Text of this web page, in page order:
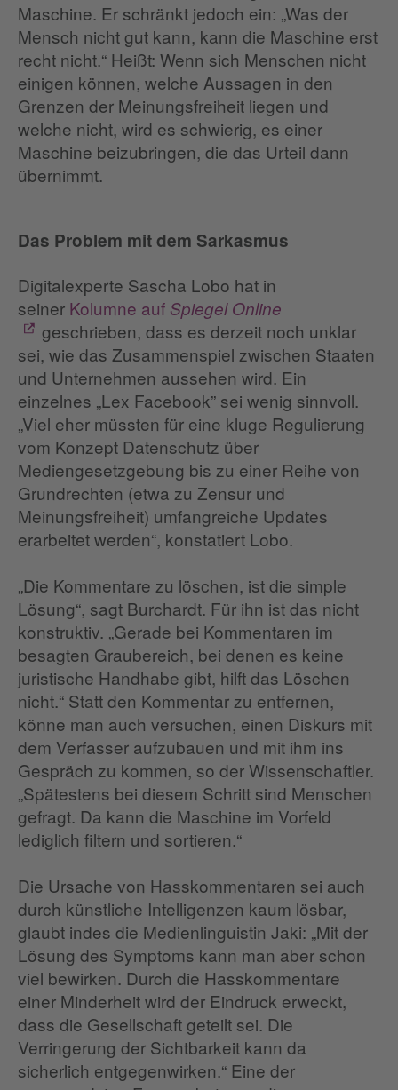
Maschine. Er schränkt jedoch ein: „Was der
Mensch nicht gut kann, kann die Maschine erst
recht nicht.“ Heißt: Wenn sich Menschen nicht
einigen können, welche Aussagen in den
Grenzen der Meinungsfreiheit liegen und
welche nicht, wird es schwierig, es einer
Maschine beizubringen, die das Urteil dann
übernimmt.
Das Problem mit dem Sarkasmus
Digitalexperte Sascha Lobo hat in
seiner Kolumne auf Spiegel Online
geschrieben, dass es derzeit noch unklar
sei, wie das Zusammenspiel zwischen Staaten
und Unternehmen aussehen wird. Ein
einzelnes „Lex Facebook” sei wenig sinnvoll.
„Viel eher müssten für eine kluge Regulierung
vom Konzept Datenschutz über
Mediengesetzgebung bis zu einer Reihe von
Grundrechten (etwa zu Zensur und
Meinungsfreiheit) umfangreiche Updates
erarbeitet werden“, konstatiert Lobo.
„Die Kommentare zu löschen, ist die simple
Lösung“, sagt Burchardt. Für ihn ist das nicht
konstruktiv. „Gerade bei Kommentaren im
besagten Graubereich, bei denen es keine
juristische Handhabe gibt, hilft das Löschen
nicht.“ Statt den Kommentar zu entfernen,
könne man auch versuchen, einen Diskurs mit
dem Verfasser aufzubauen und mit ihm ins
Gespräch zu kommen, so der Wissenschaftler.
„Spätestens bei diesem Schritt sind Menschen
gefragt. Da kann die Maschine im Vorfeld
lediglich filtern und sortieren.“
Die Ursache von Hasskommentaren sei auch
durch künstliche Intelligenzen kaum lösbar,
glaubt indes die Medienlinguistin Jaki: „Mit der
Lösung des Symptoms kann man aber schon
viel bewirken. Durch die Hasskommentare
einer Minderheit wird der Eindruck erweckt,
dass die Gesellschaft geteilt sei. Die
Verringerung der Sichtbarkeit kann da
sicherlich entgegenwirken.“ Eine der